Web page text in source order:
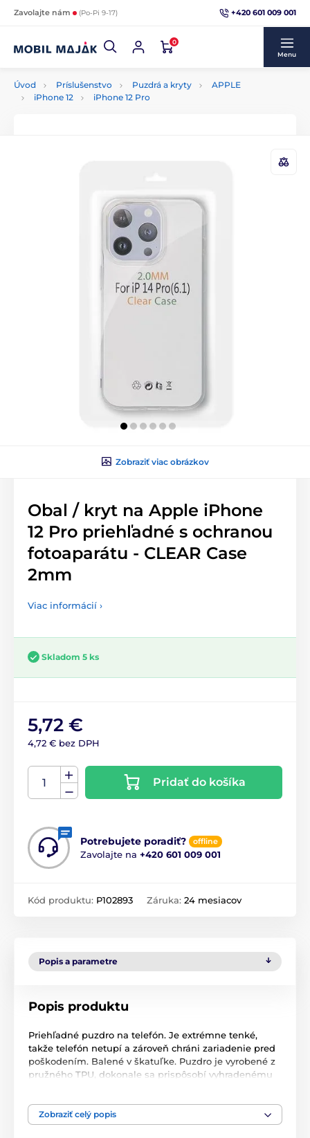
Zavolajte nám (Po-Pi 9-17) +420 601 009 001
0
Menu
Úvod Príslušenstvo Puzdrá a kryty
APPLE
iPhone 12
iPhone 12 Pro
Zobraziť viac obrázkov
Obal / kryt na Apple iPhone
12 Pro priehľadné s ochranou
fotoaparátu - CLEAR Case
2mm
Viac informácií ›
Skladom 5 ks
5,72 €
4,72 € bez DPH
Pridať do košíka
Potrebujete poradiť? offline
Zavolajte na +420 601 009 001
Kód produktu: P102893 Záruka: 24 mesiacov
Popis a parametre
Popis produktu
Priehľadné puzdro na telefón. Je extrémne tenké,
takže telefón netupí a zároveň chráni zariadenie pred
poškodením. Balené v škatuľke. Puzdro je vyrobené z
pružného TPU, dokonale sa prispôsobí vyhradenému
poškodením a poškriabaním. Hrúbka 2 mm umožňuje
zachovať pôvodný tvar smartfónu bez jeho zhrubnutia.
Zobraziť celý popis